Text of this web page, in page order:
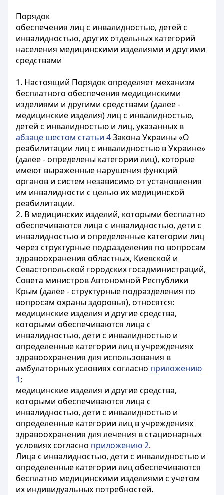
Порядок
обеспечения лиц с инвалидностью, детей с
инвалидностью, других отдельных категорий
населения медицинскими изделиями и другими
средствами
1. Настоящий Порядок определяет механизм
бесплатного обеспечения медицинскими
изделиями и другими средствами (далее -
медицинские изделия) лиц с инвалидностью,
детей с инвалидностью и лиц, указанных в
абзаце шестом статьи 4Закона Украины «О
реабилитации лиц с инвалидностью в Украине»
(далее - определены категории лиц), которые
имеют выраженные нарушения функций
органов и систем независимо от установления
им инвалидности с целью их медицинской
реабилитации.
2. В медицинских изделий, которыми бесплатно
обеспечиваются лица с инвалидностью, дети с
инвалидностью и определенные категории лиц
через структурные подразделения по вопросам
здравоохранения областных, Киевской и
Севастопольской городских госадминистраций,
Совета министров Автономной Республики
Крым (далее - структурные подразделения по
вопросам охраны здоровья), относятся:
медицинские изделия и другие средства,
которыми обеспечиваются лица с
инвалидностью, дети с инвалидностью и
определенные категории лиц в учреждениях
здравоохранения для использования в
амбулаторных условиях согласно приложению
1;
медицинские изделия и другие средства,
которыми обеспечиваются лица с
инвалидностью, дети с инвалидностью и
определенные категории лиц в учреждениях
здравоохранения для лечения в стационарных
условиях согласно приложению 2.
Лица с инвалидностью, дети с инвалидностью и
определенные категории лиц обеспечиваются
бесплатно медицинскими изделиями с учетом
их индивидуальных потребностей.